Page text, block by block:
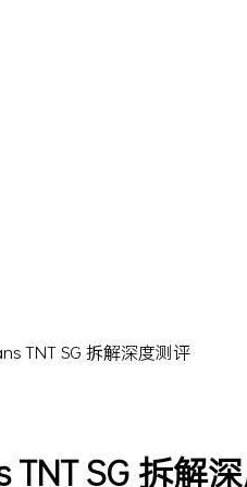
TNT SG 拆解深度测评
TNT SG 拆解